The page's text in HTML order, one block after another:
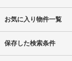
お気に入り物件一覧
保存した検索条件